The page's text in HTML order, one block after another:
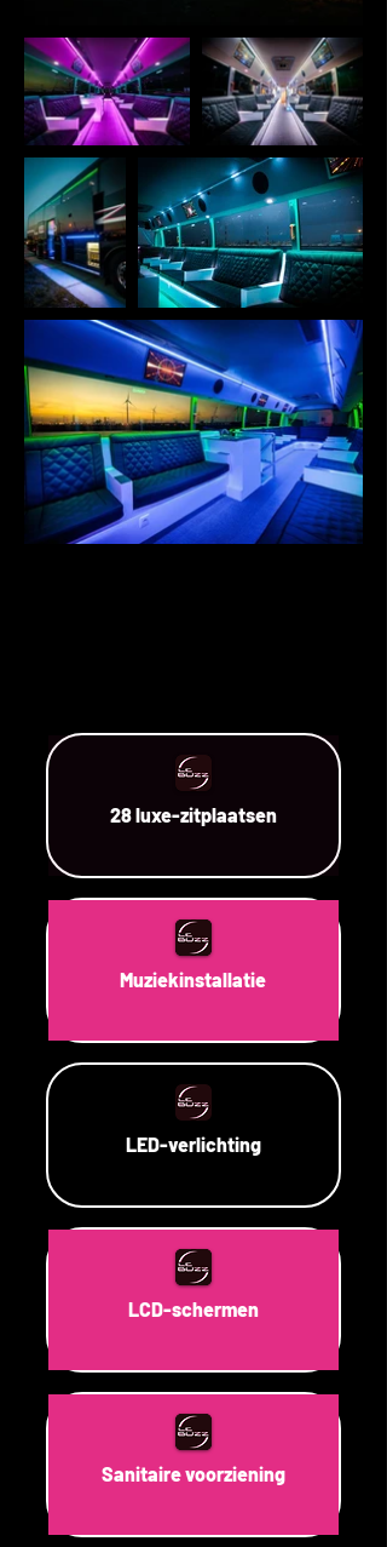
28 luxe-zitplaatsen
Muziekinstallatie
LED-verlichting
LCD-schermen
Sanitaire voorziening